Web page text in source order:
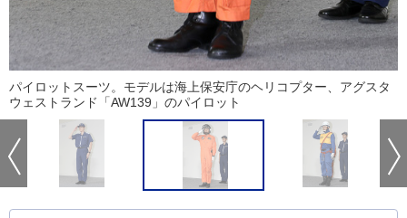
パイロットスーツ。モデルは海上保安庁のヘリコプター、アグスタ
ウェストランド「AW139」のパイロット